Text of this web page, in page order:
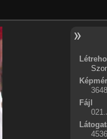
Fájl
4536